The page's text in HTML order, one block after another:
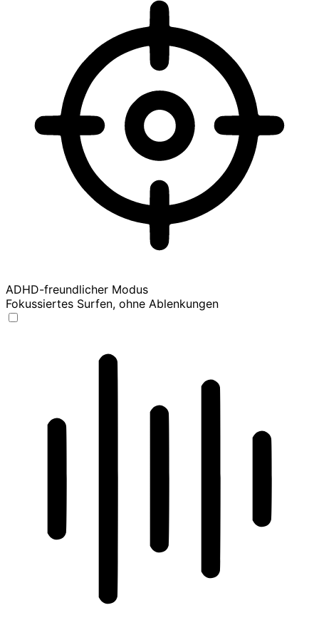
ADHD-freundlicher Modus
Fokussiertes Surfen, ohne Ablenkungen